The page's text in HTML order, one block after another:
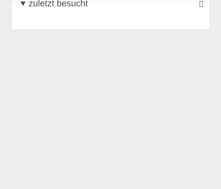
zuletzt besucht